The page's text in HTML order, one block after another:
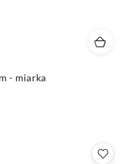
- miarka